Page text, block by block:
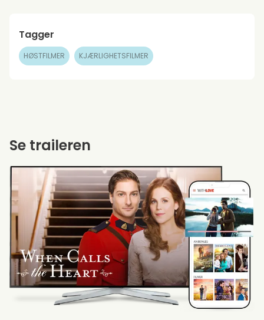
Tagger
HØSTFILMER KJÆRLIGHETSFILMER
Se traileren